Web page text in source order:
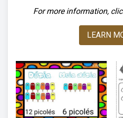
For more information,
LEARN